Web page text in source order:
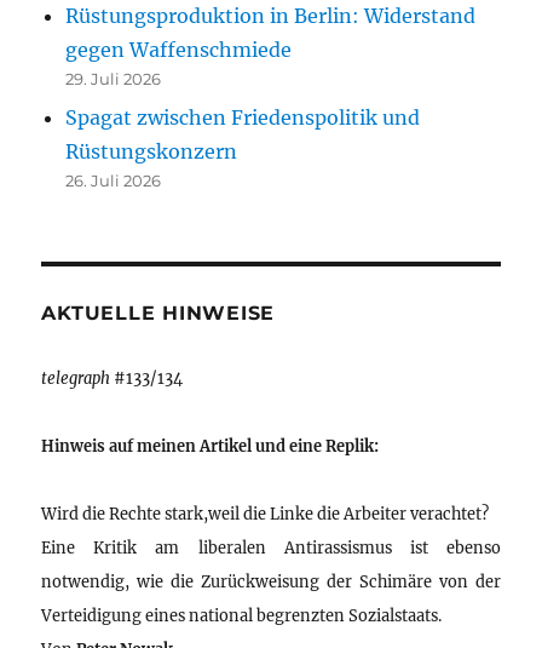
Rüstungsproduktion in Berlin: Widerstand
gegen Waffenschmiede
29. Juli 2026
Spagat zwischen Friedenspolitik und
Rüstungskonzern
26. Juli 2026
AKTUELLE HINWEISE
telegraph #133/134
Hinweis auf meinen Artikel und eine Replik:
Wird die Rechte stark,weil die Linke die Arbeiter verachtet?
Eine Kritik am liberalen Antirassismus ist ebenso
notwendig, wie die Zurückweisung der Schimäre von der
Verteidigung eines national begrenzten Sozialstaats.